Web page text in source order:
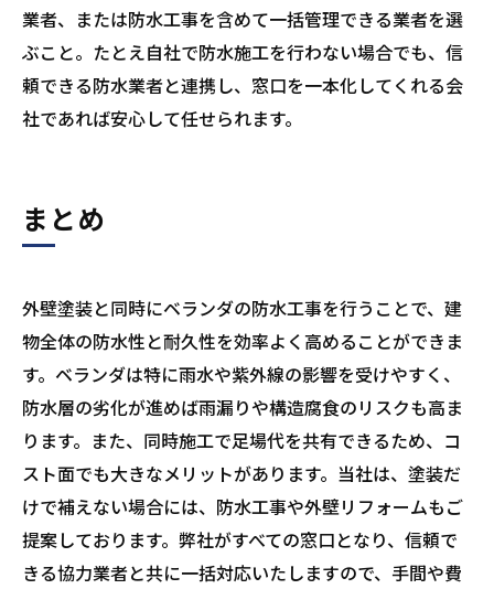
業者、または防水工事を含めて一括管理できる業者を選
ぶこと。たとえ自社で防水施工を行わない場合でも、信
頼できる防水業者と連携し、窓口を一本化してくれる会
社であれば安心して任せられます。
まとめ
外壁塗装と同時にベランダの防水工事を行うことで、建
物全体の防水性と耐久性を効率よく高めることができま
す。ベランダは特に雨水や紫外線の影響を受けやすく、
防水層の劣化が進めば雨漏りや構造腐食のリスクも高ま
ります。また、同時施工で足場代を共有できるため、コ
スト面でも大きなメリットがあります。当社は、塗装だ
けで補えない場合には、防水工事や外壁リフォームもご
提案しております。弊社がすべての窓口となり、信頼で
きる協力業者と共に一括対応いたしますので、手間や費